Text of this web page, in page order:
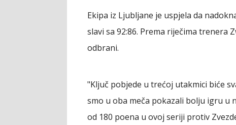
Ekipa iz Ljubljane je uspjela da
slavi sa 92:86. Prema riječima trenera
odbrani.
"Ključ pobjede u trećoj utakmici biće
smo u oba meča pokazali bolju igru u
od 180 poena u ovoj seriji protiv